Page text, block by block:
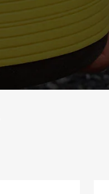
grasso
svolta e
Biyisheng